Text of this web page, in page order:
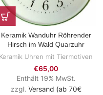
Keramik Wanduhr Röhrender
Hirsch im Wald Quarzuhr
Keramik Uhren mit Tiermotiven
€65,00
Enthält 19% MwSt.
zzgl. Versand (ab 70€